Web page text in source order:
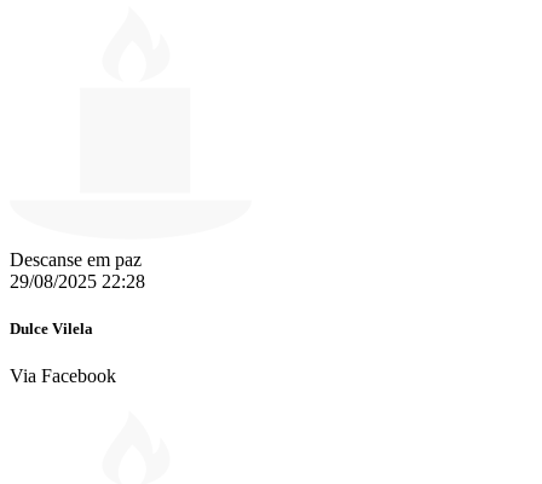
Descanse em paz
29/08/2025 22:28
Dulce Vilela
Via Facebook